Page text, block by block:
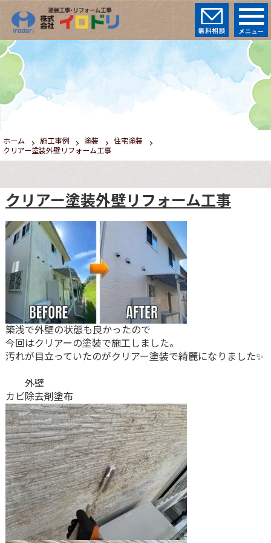
ホーム 施工事例 塗装
住宅塗装
クリアー塗装外壁リフォーム工事
クリアー塗装外壁リフォーム工事
築浅で外壁の状態も良かったので
今回はクリアーの塗装で施工しました。
汚れが目立っていたのがクリアー塗装で綺麗になりました✨
外壁
カビ除去剤塗布